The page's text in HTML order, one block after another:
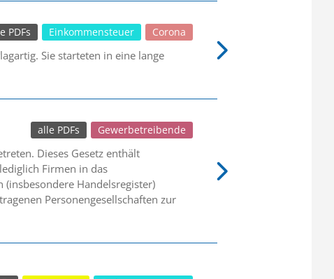
Corona
Einkommensteuer
PDFs
Sie starteten in eine lange
Gewerbetreibende
alle PDFs
Dieses Gesetz enthält
Firmen in das
Handelsregister)
Personengesellschaften zur